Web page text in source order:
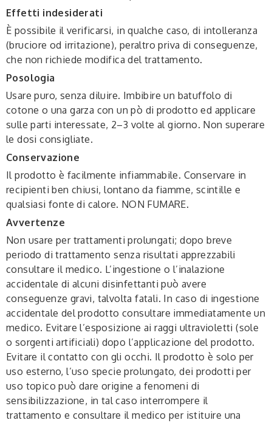
Effetti indesiderati
È possibile il verificarsi, in qualche caso, di intolleranza
(bruciore od irritazione), peraltro priva di conseguenze,
che non richiede modifica del trattamento.
Posologia
Usare puro, senza diluire. Imbibire un batuffolo di
cotone o una garza con un pò di prodotto ed applicare
sulle parti interessate, 2–3 volte al giorno. Non superare
le dosi consigliate.
Conservazione
Il prodotto è facilmente infiammabile. Conservare in
recipienti ben chiusi, lontano da fiamme, scintille e
qualsiasi fonte di calore. NON FUMARE.
Avvertenze
Non usare per trattamenti prolungati; dopo breve
periodo di trattamento senza risultati apprezzabili
consultare il medico. L’ingestione o l’inalazione
accidentale di alcuni disinfettanti può avere
conseguenze gravi, talvolta fatali. In caso di ingestione
accidentale del prodotto consultare immediatamente un
medico. Evitare l’esposizione ai raggi ultravioletti (sole
o sorgenti artificiali) dopo l’applicazione del prodotto.
Evitare il contatto con gli occhi. Il prodotto è solo per
uso esterno, l’uso specie prolungato, dei prodotti per
uso topico può dare origine a fenomeni di
sensibilizzazione, in tal caso interrompere il
trattamento e consultare il medico per istituire una